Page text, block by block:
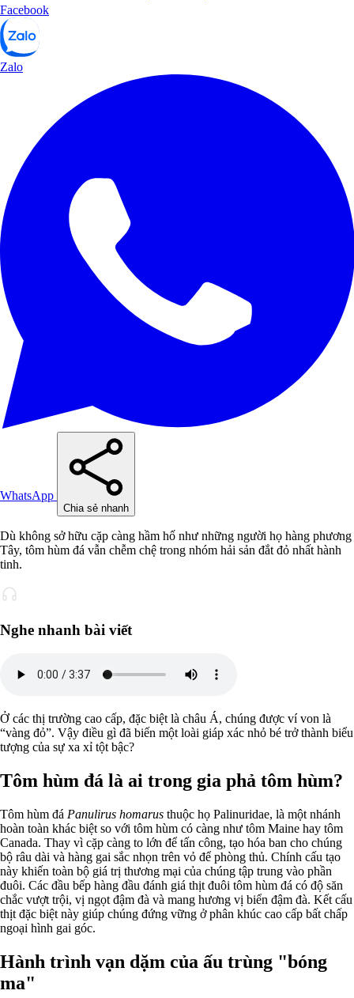
Facebook
Zalo
WhatsApp
Chia sẻ nhanh
Dù không sở hữu cặp càng hầm hố như những người họ hàng phương
Tây, tôm hùm đá vẫn chễm chệ trong nhóm hải sản đắt đỏ nhất hành
tinh.
Nghe nhanh bài viết
Ở các thị trường cao cấp, đặc biệt là châu Á, chúng được ví von là
“vàng đỏ”. Vậy điều gì đã biến một loài giáp xác nhỏ bé trở thành biểu
tượng của sự xa xỉ tột bậc?
Tôm hùm đá là ai trong gia phả tôm hùm?
Tôm hùm đá Panulirus homarus thuộc họ Palinuridae, là một nhánh
hoàn toàn khác biệt so với tôm hùm có càng như tôm Maine hay tôm
Canada. Thay vì cặp càng to lớn để tấn công, tạo hóa ban cho chúng
bộ râu dài và hàng gai sắc nhọn trên vỏ để phòng thủ. Chính cấu tạo
này khiến toàn bộ giá trị thương mại của chúng tập trung vào phần
đuôi. Các đầu bếp hàng đầu đánh giá thịt đuôi tôm hùm đá có độ săn
chắc vượt trội, vị ngọt đậm đà và mang hương vị biển đậm đà. Kết cấu
thịt đặc biệt này giúp chúng đứng vững ở phân khúc cao cấp bất chấp
ngoại hình gai góc.
Hành trình vạn dặm của ấu trùng "bóng
ma"